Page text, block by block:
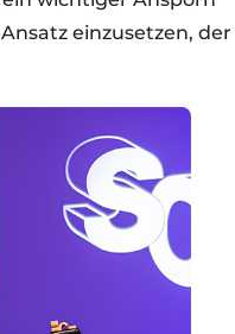
einzusetzen, der